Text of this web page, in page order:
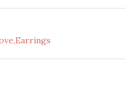
,Earrings